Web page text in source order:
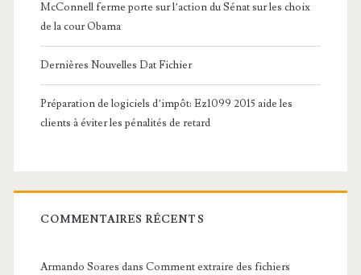
McConnell ferme porte sur l’action du Sénat sur les choix
de la cour Obama
Dernières Nouvelles Dat Fichier
Préparation de logiciels d’impôt: Ez1099 2015 aide les
clients à éviter les pénalités de retard
COMMENTAIRES RÉCENTS
Armando Soares dans Comment extraire des fichiers